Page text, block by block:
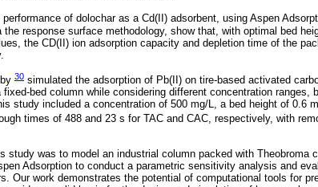
of dolochar as a Cd(II) adsorbent, using Aspen
response surface methodology, show that, with optimal bed
the CD(II) ion adsorption capacity and depletion time of the
30 simulated the adsorption of Pb(II) on tire-based activated
bed column while considering different concentration ranges,
study included a concentration of 500 mg/L, a bed height of 0.6
times of 488 and 23 s for TAC and CAC, respectively, with
study was to model an industrial column packed with Theobroma
Adsorption to conduct a parametric sensitivity analysis and
Our work demonstrates the potential of computational tools for